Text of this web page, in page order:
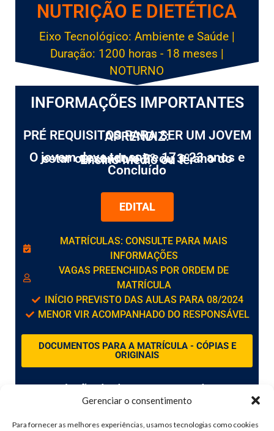
Gerenciar o consentimento
Para fornecer as melhores experiências, usamos tecnologias como cookies
NUTRIÇÃO E DIETÉTICA
Eixo Tecnológico: Ambiente e Saúde |
Duração: 1200 horas - 18 meses |
NOTURNO
INFORMAÇÕES IMPORTANTES
PRÉ REQUISITOS PARA SER UM JOVEM APRENDIZ:
O jovem deve ter entre 17 e 23 anos e estar cursando o 2º ou 3º ano do Ensino Médio ou ter
Concluído
EDITAL
MATRÍCULAS: CONSULTE PARA MAIS
INFORMAÇÕES
VAGAS PREENCHIDAS POR ORDEM DE
MATRÍCULA
INÍCIO PREVISTO DAS AULAS PARA 08/2024
MENOR VIR ACOMPANHADO DO RESPONSÁVEL
DOCUMENTOS PARA A MATRÍCULA - CÓPIAS E
ORIGINAIS
A relação de documentos pode ser
retirada na secretaria da escola